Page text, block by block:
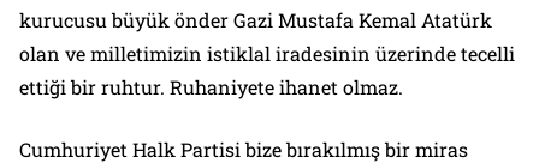
kurucusu büyük önder Gazi Mustafa Kemal Atatürk
olan ve milletimizin istiklal iradesinin üzerinde tecelli
ettiği bir ruhtur. Ruhaniyete ihanet olmaz.
Cumhuriyet Halk Partisi bize bırakılmış bir miras